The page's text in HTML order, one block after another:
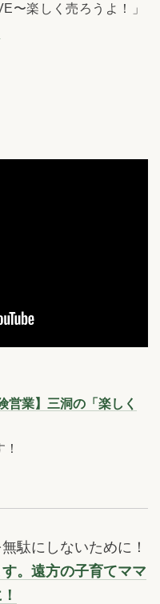
〜楽しく売ろうよ！」
営業】三洞の「楽しく
駄にしないために！
。遠方の子育てママ